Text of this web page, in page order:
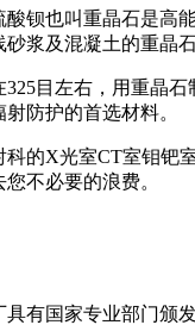
酸钡也叫重晶石是高
浆及混凝土的重晶
325目左右，用重晶
防护的首选材料。
科的X光室CT室钼钯
不必要的浪费。
具有国家专业部门颁